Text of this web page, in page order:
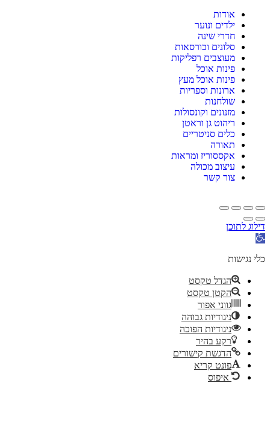
אודות
ילדים ונוער
חדרי שינה
סלונים וכורסאות
מעוצבים רפליקות
פינות אוכל
פינות אוכל מעץ
ארונות וספריות
שולחנות
מזנונים וקונסולות
ריהוט גן וראטן
כלים סניטריים
תאורה
אקססוריז ומראות
עיצוב מכולה
צור קשר
דילוג לתוכן
פתח
נגישות
כלי נגישות
הגדל טקסט
הקטן טקסט
גווני אפור
ניגודיות גבוהה
ניגודיות הפוכה
רקע בהיר
הדגשת קישורים
פונט קריא
איפוס